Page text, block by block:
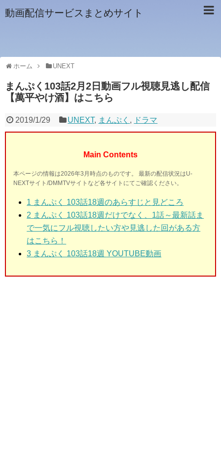
動画配信サービスまとめサイト
ホーム UNEXT
まんぷく103話2月2日動画フル視聴見逃し配信
【萬平やけ酒】はこちら
2019/1/29 UNEXT, まんぷく , ドラマ
Main Contents
本ページの情報は2026年3月時点のものです。 最新の配信状況はU-
NEXTサイト/DMMTVサイトなど各サイトにてご確認ください。
1 まんぷく 103話18週のあらすじと見どころ
2 まんぷく 103話18週 だけでなく、1話～最新話ま
で一気にフル視聴したい方や見逃した回がある方
はこちら！
3 まんぷく 103話18週YOUTUBE動画